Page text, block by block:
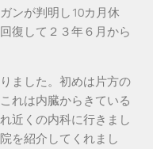
ンが判明し10カ月休
復して２３年６月から
ました。初めは片方の
れは内臓からきている
近くの内科に行きまし
を紹介してくれまし